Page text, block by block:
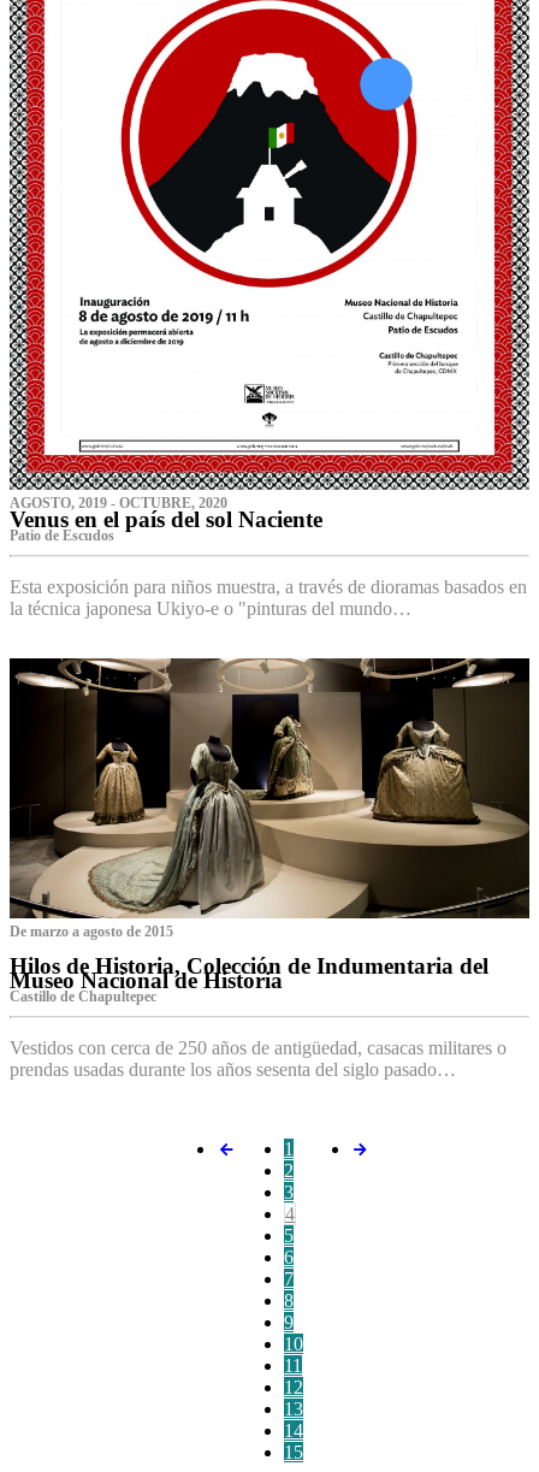
AGOSTO, 2019 - OCTUBRE, 2020
Venus en el país del sol Naciente
P‌atio de Escudos
Esta exposición para niños muestra, a través de dioramas basados en
la técnica japonesa Ukiyo-e o "pinturas del mundo…
De marzo a agosto de 2015
Hilos de Historia, Colección de Indumentaria del
Museo Nacional de Historia
Castillo de Chapultepec
Vestidos con cerca de 250 años de antigüedad, casacas militares o
prendas usadas durante los años sesenta del siglo pasado…
1
2
3
4
5
6
7
8
9
10
11
12
13
14
15